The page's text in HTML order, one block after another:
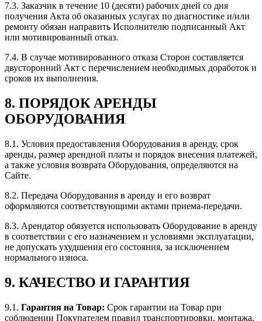
7.3. Заказчик в течение 10 (десяти) рабочих дней со дня
получения Акта об оказанных услугах по диагностике и/или
ремонту обязан направить Исполнителю подписанный Акт
или мотивированный отказ.
7.4. В случае мотивированного отказа Сторон составляется
двусторонний Акт с перечислением необходимых доработок и
сроков их выполнения.
8. ПОРЯДОК АРЕНДЫ
ОБОРУДОВАНИЯ
8.1. Условия предоставления Оборудования в аренду, срок
аренды, размер арендной платы и порядок внесения платежей,
а также условия возврата Оборудования, определяются на
Сайте.
8.2. Передача Оборудования в аренду и его возврат
оформляются соответствующими актами приема-передачи.
8.3. Арендатор обязуется использовать Оборудование в аренду
в соответствии с его назначением и условиями эксплуатации,
не допускать ухудшения его состояния, за исключением
нормального износа.
9. КАЧЕСТВО И ГАРАНТИЯ
9.1. Гарантия на Товар: Срок гарантии на Товар при
соблюдении Покупателем правил транспортировки, монтажа,